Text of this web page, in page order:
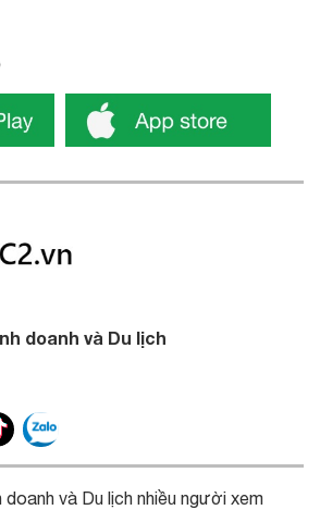
doanh và Du lịch
doanh và Du lịch nhiều người xem